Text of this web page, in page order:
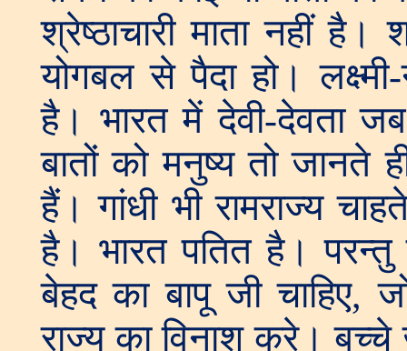
श्रेष्ठाचारी माता नहीं है।
योगबल से पैदा हो। लक्ष्मी-
है। भारत में देवी-देवता
बातों को मनुष्य तो जानते
हैं। गांधी भी रामराज्य
है। भारत पतित है। परन्तु
बेहद का बापू जी चाहिए,
राज्य का विनाश करे।